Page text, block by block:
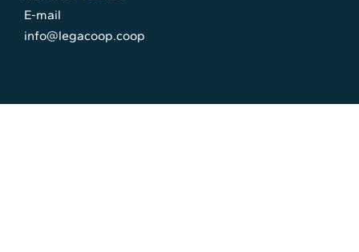
E-mail
info@legacoop.coop